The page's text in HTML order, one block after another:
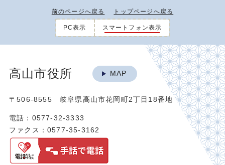
前のページへ戻る トップページへ戻る
PC表示 スマートフォン表示
高山市役所 MAP
〒506-8555 岐阜県高山市花岡町2丁目18番地
電話：0577-32-3333
ファクス：0577-35-3162